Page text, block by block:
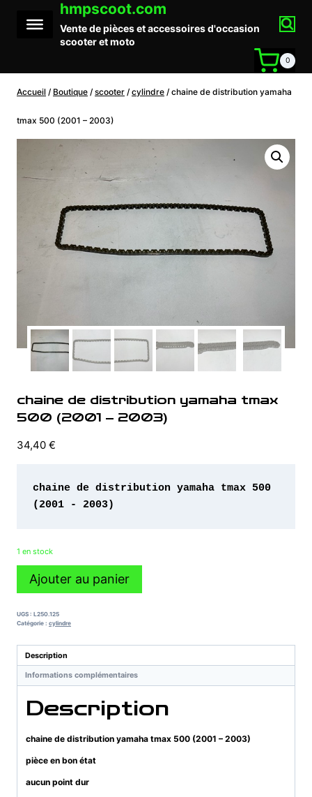
contenu
hmpscoot.com
Vente de pièces et accessoires d'occasion
scooter et moto
0
Accueil / Boutique / scooter / cylindre / chaine de distribution yamaha
tmax 500 (2001 – 2003)
chaine de distribution yamaha tmax
500 (2001 – 2003)
34,40 €
chaine de distribution yamaha tmax 500
(2001 - 2003)
1 en stock
quantité
de
distribution
tmax
500
(2001
2003)
Ajouter au panier
UGS : L250.125
Catégorie : cylindre
Description
Informations complémentaires
Description
chaine de distribution yamaha tmax 500 (2001 – 2003)
pièce en bon état
aucun point dur